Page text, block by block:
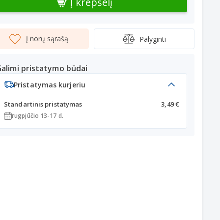
Į norų sąrašą Palyginti
pristatymo būdai
Pristatymas kurjeriu
Standartinis pristatymas 3,49 €
rugpjūčio 13-17 d.